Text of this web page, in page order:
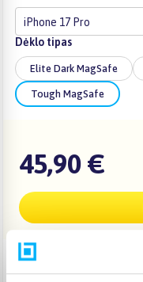
iPhone 17 Pro
Dėklo tipas
Elite Dark MagSafe
Tough MagSafe
45,90 €